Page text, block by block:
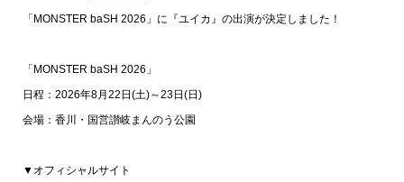
「MONSTER baSH 2026」に『ユイカ』の出演が決定しました！
「MONSTER baSH 2026」
日程：2026年8月22日(土)～23日(日)
会場：香川・国営讃岐まんのう公園
▼オフィシャルサイト